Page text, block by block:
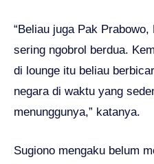
“Beliau juga Pak
sering ngobrol berdua.
di lounge itu beliau
negara di waktu yang
menunggunya,” katanya.
Sugiono mengaku belum